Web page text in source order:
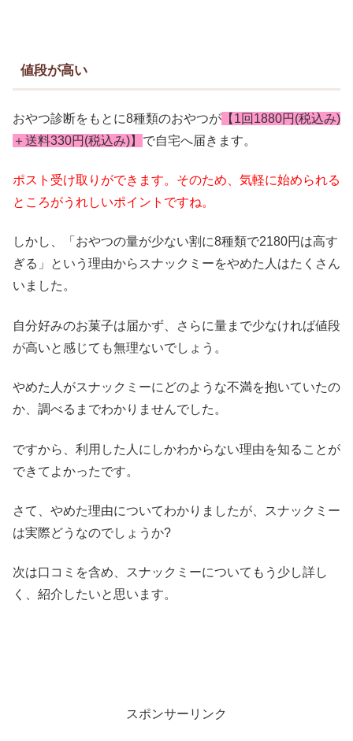
値段が高い
おやつ診断をもとに8種類のおやつが 【1回1880円(税込み)
＋送料330円(税込み)】 で自宅へ届きます。
ポスト受け取りができます。そのため、気軽に始められる
ところがうれしいポイントですね。
しかし、「おやつの量が少ない割に8種類で2180円は高す
ぎる」という理由からスナックミーをやめた人はたくさん
いました。
自分好みのお菓子は届かず、さらに量まで少なければ値段
が高いと感じても無理ないでしょう。
やめた人がスナックミーにどのような不満を抱いていたの
か、調べるまでわかりませんでした。
ですから、利用した人にしかわからない理由を知ることが
できてよかったです。
さて、やめた理由についてわかりましたが、スナックミー
は実際どうなのでしょうか?
次は口コミを含め、スナックミーについてもう少し詳し
く、紹介したいと思います。
スポンサーリンク